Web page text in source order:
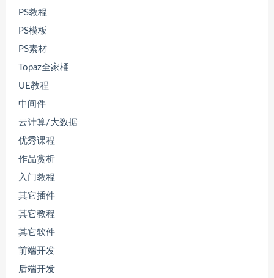
PS教程
PS模板
PS素材
Topaz全家桶
UE教程
中间件
云计算/大数据
优秀课程
作品赏析
入门教程
其它插件
其它教程
其它软件
前端开发
后端开发